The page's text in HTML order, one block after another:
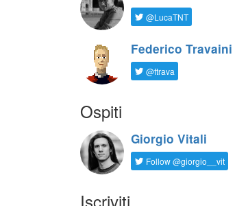
@LucaTNT
Federico Travaini
@ftrava
Ospiti
Giorgio Vitali
Follow @giorgio__vit
Iscriviti